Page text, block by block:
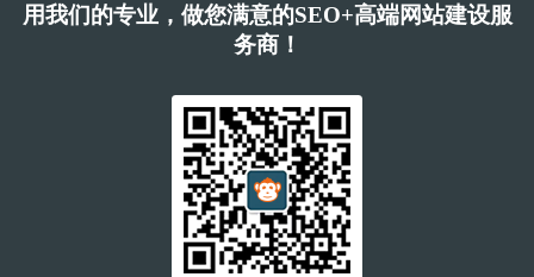
用我们的专业，做您满意的SEO+高端网站建设服
务商！